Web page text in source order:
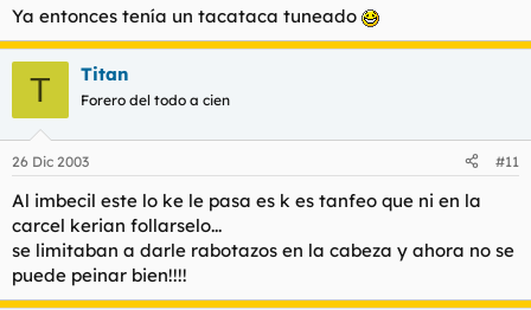
Ya entonces tenía un tacataca tuneado
T Titan
Forero del todo a cien
26 Dic 2003 #11
Al imbecil este lo ke le pasa es k es tanfeo que ni en la
carcel kerian follarselo...
se limitaban a darle rabotazos en la cabeza y ahora no se
puede peinar bien!!!!